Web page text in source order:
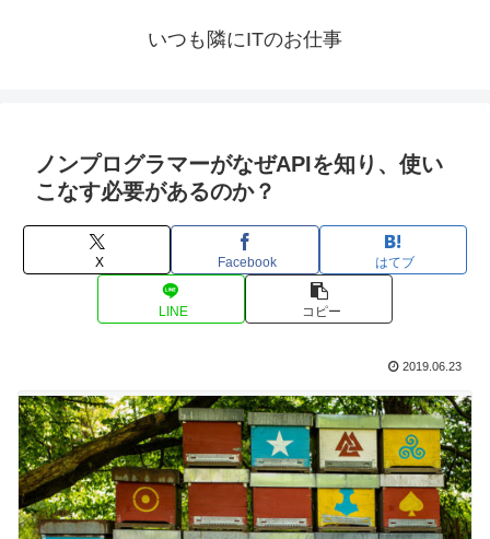
いつも隣にITのお仕事
ノンプログラマーがなぜAPIを知り、使い
こなす必要があるのか？
X Facebook はてブ
LINE コピー
2019.06.23